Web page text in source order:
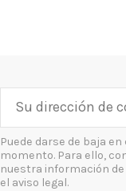
Puede darse de baja
momento. Para ello,
nuestra información
el aviso legal.